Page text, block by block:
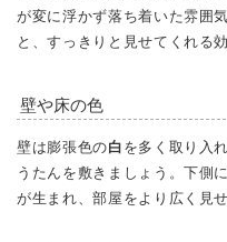
が変に浮かず落ち着いた雰囲
と、すっきりと見せてくれる
壁や床の色
壁は膨張色の白 を多く取り入
うたんを敷きましょう。下側
が生まれ、部屋をより広く見